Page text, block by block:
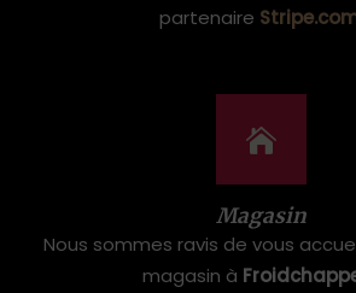
partenaire
Magasin
Nous sommes ravis de vous
magasin à